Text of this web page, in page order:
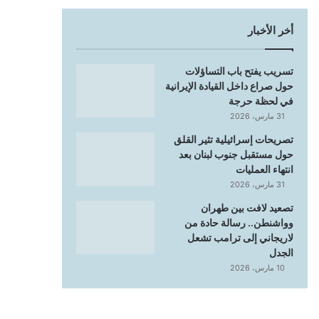
أخر الأخبار
تسريب يفتح باب التساؤلات
حول صراع داخل القيادة الإيرانية
في لحظة حرجة
31 مارس، 2026
تصريحات إسرائيلية تثير القلق
حول مستقبل جنوب لبنان بعد
انتهاء العمليات
31 مارس، 2026
تصعيد لافت بين طهران
وواشنطن.. رسالة حادة من
لاريجاني إلى ترامب تشعل
الجدل
10 مارس، 2026